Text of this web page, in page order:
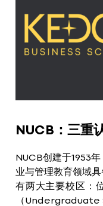
NUCB：三重
NUCB创建于1953
业与管理教育领域
有两大主要校区：
（Undergraduate